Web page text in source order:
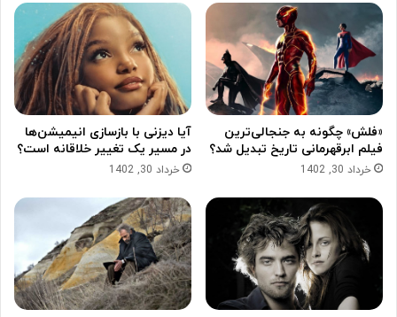
«فلش» چگونه به جنجالی‌ترین
فیلم ابرقهرمانی تاریخ تبدیل شد؟
خرداد 30, 1402
آیا دیزنی با بازسازی انیمیشن‌ها
در مسیر یک تغییر خلاقانه است؟
خرداد 30, 1402